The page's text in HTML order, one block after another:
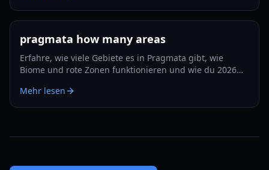
pragmata how many areas
Erfahre, wie viele Gebiete es in Pragmata gibt, wie
Biome und rote Zonen funktionieren und wie du 2026
Mehr lesen